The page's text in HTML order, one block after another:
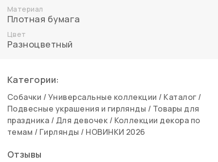
Материал
Плотная бумага
Цвет
Разноцветный
Категории:
Собачки /Универсальные коллекции / Каталог /
Подвесные украшения и гирлянды / Товары для
праздника / Для девочек / Коллекции декора по
темам / Гирлянды / НОВИНКИ 2026
Отзывы